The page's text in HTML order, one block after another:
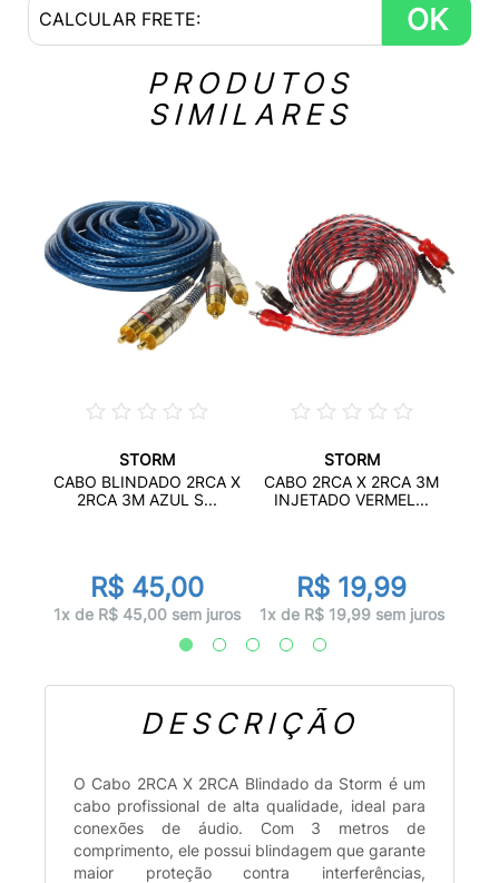
OK
PRODUTOS
SIMILARES
STORM
CABO BLINDADO 2RCA X
2RCA 3M AZUL S...
R$ 45,00
1x de R$ 45,00 sem juros
STORM
CABO 2RCA X 2RCA 3M
INJETADO VERMEL...
R$ 19,99
1x de R$ 19,99 sem juros
DESCRIÇÃO
O Cabo 2RCA X 2RCA Blindado da Storm é um
cabo profissional de alta qualidade, ideal para
conexões de áudio. Com 3 metros de
comprimento, ele possui blindagem que garante
maior proteção contra interferências,